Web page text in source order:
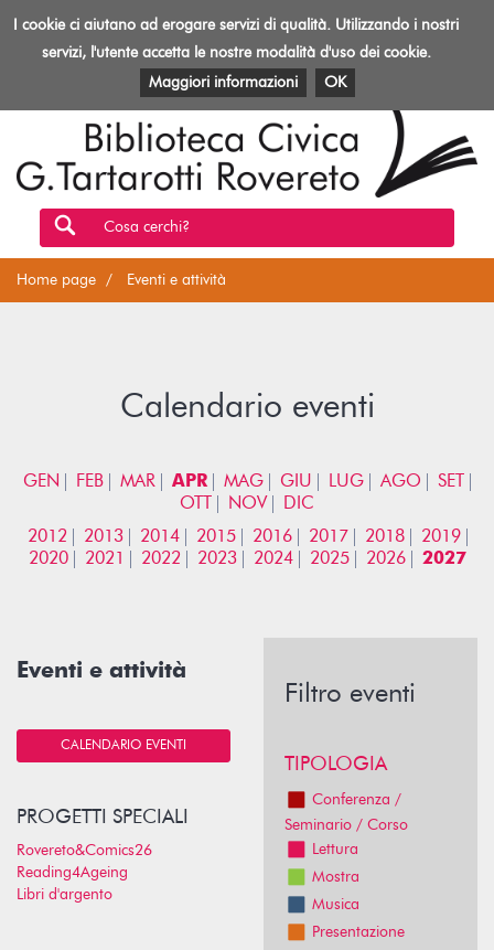
Toggle
Biblioteca
Rovereto
EVENTI E ATTIVITÀ PATRIMONIO E RISORSE
Cosa cerchi?
Home page Eventi e attività
Calendario eventi
GEN FEB MAR APR MAG GIU LUG AGO
SET
OTT
NOV
DIC
2012
2013 2014 2015 2016 2017 2018
2019
2020
2021 2022 2023 2024 2025 2026 2027
Eventi e attività
CALENDARIO EVENTI
PROGETTI SPECIALI
Rovereto&Comics26
Reading4Ageing
Libri d'argento
Filtro eventi
TIPOLOGIA
Conferenza /
Seminario / Corso
Lettura
Mostra
Musica
Presentazione
I cookie ci aiutano ad erogare servizi di qualità. Utilizzando i nostri
servizi, l'utente accetta le nostre modalità d'uso dei cookie.
Maggiori informazioni
OK